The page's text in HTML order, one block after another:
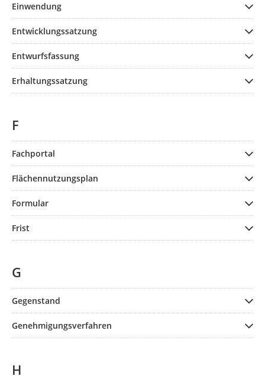
Einwendung
Entwicklungssatzung
Entwurfsfassung
Erhaltungssatzung
F
Fachportal
Flächennutzungsplan
Formular
Frist
G
Gegenstand
Genehmigungsverfahren
H